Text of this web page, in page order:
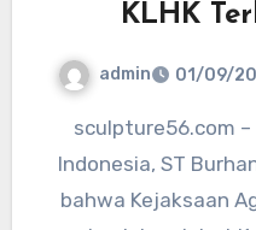
KLHK
admin 01/09/
sculpture56.com – Jaksa Agung Republik
Indonesia, ST
bahwa Kejaksaan